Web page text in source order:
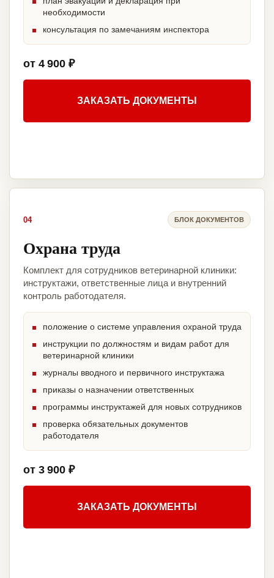
необходимости
консультация по замечаниям инспектора
от 4 900 ₽
ЗАКАЗАТЬ ДОКУМЕНТЫ
04 БЛОК ДОКУМЕНТОВ
Охрана труда
Комплект для сотрудников ветеринарной клиники:
инструктажи, ответственные лица и внутренний
контроль работодателя.
положение о системе управления охраной труда
инструкции по должностям и видам работ для
ветеринарной клиники
журналы вводного и первичного инструктажа
приказы о назначении ответственных
программы инструктажей для новых сотрудников
проверка обязательных документов
работодателя
от 3 900 ₽
ЗАКАЗАТЬ ДОКУМЕНТЫ